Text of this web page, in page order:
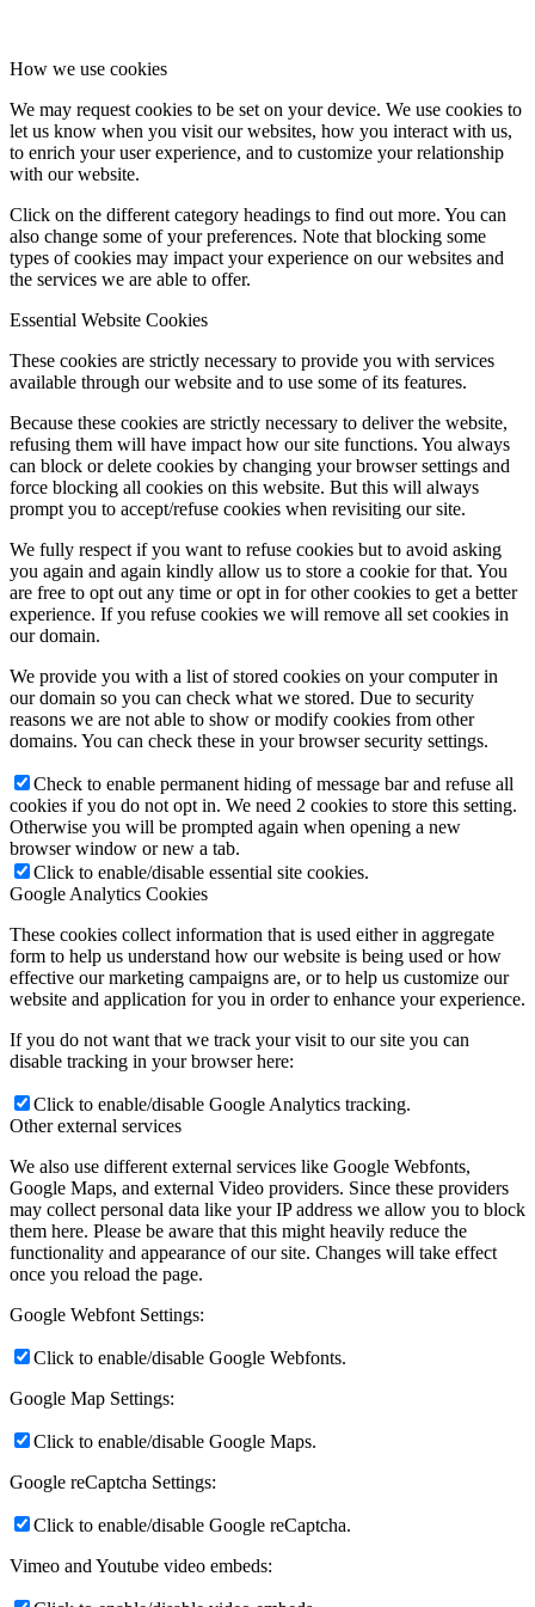
How we use cookies
We may request cookies to be set on your device. We use cookies to
let us know when you visit our websites, how you interact with us,
to enrich your user experience, and to customize your relationship
with our website.
Click on the different category headings to find out more. You can
also change some of your preferences. Note that blocking some
types of cookies may impact your experience on our websites and
the services we are able to offer.
Essential Website Cookies
These cookies are strictly necessary to provide you with services
available through our website and to use some of its features.
Because these cookies are strictly necessary to deliver the website,
refusing them will have impact how our site functions. You always
can block or delete cookies by changing your browser settings and
force blocking all cookies on this website. But this will always
prompt you to accept/refuse cookies when revisiting our site.
We fully respect if you want to refuse cookies but to avoid asking
you again and again kindly allow us to store a cookie for that. You
are free to opt out any time or opt in for other cookies to get a better
experience. If you refuse cookies we will remove all set cookies in
our domain.
We provide you with a list of stored cookies on your computer in
our domain so you can check what we stored. Due to security
reasons we are not able to show or modify cookies from other
domains. You can check these in your browser security settings.
Check to enable permanent hiding of message bar and refuse all
cookies if you do not opt in. We need 2 cookies to store this setting.
Otherwise you will be prompted again when opening a new
browser window or new a tab.
Click to enable/disable essential site cookies.
Google Analytics Cookies
These cookies collect information that is used either in aggregate
form to help us understand how our website is being used or how
effective our marketing campaigns are, or to help us customize our
website and application for you in order to enhance your experience.
If you do not want that we track your visit to our site you can
disable tracking in your browser here:
Click to enable/disable Google Analytics tracking.
Other external services
We also use different external services like Google Webfonts,
Google Maps, and external Video providers. Since these providers
may collect personal data like your IP address we allow you to block
them here. Please be aware that this might heavily reduce the
functionality and appearance of our site. Changes will take effect
once you reload the page.
Google Webfont Settings:
Click to enable/disable Google Webfonts.
Google Map Settings:
Click to enable/disable Google Maps.
Google reCaptcha Settings:
Click to enable/disable Google reCaptcha.
Vimeo and Youtube video embeds: